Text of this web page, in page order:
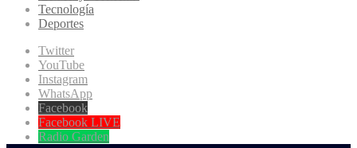
Tecnología
Deportes
Twitter
YouTube
Instagram
WhatsApp
Facebook
Facebook LIVE
Radio Garden